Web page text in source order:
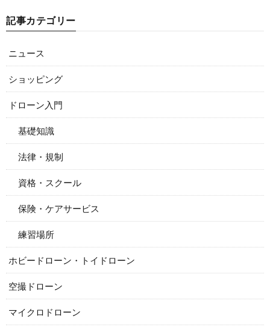
記事カテゴリー
ニュース
ショッピング
ドローン入門
基礎知識
法律・規制
資格・スクール
保険・ケアサービス
練習場所
ホビードローン・トイドローン
空撮ドローン
マイクロドローン